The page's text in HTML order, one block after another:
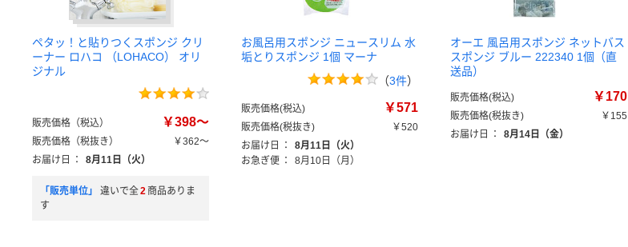
ペタッ！と貼りつくスポンジ クリ
ーナー ロハコ （LOHACO） オリ
ジナル
販売価格（税込） ￥398～
販売価格（税抜き）
￥362～
お届け日
： 8月11日（火）
「販売単位」 違いで全2 商品ありま
す
お風呂用スポンジ ニュースリム 水
垢とりスポンジ 1個 マーナ
（3件）
販売価格(税込) ￥571
販売価格(税抜き)
￥520
お届け日
：
8月11日（火）
お急ぎ便 ： 8月10日（月）
オーエ 風呂用スポンジ ネットバス
スポンジ ブルー 222340 1個（直
送品）
販売価格(税込) ￥170
販売価格(税抜き)
￥155
お届け日
： 8月14日（金）